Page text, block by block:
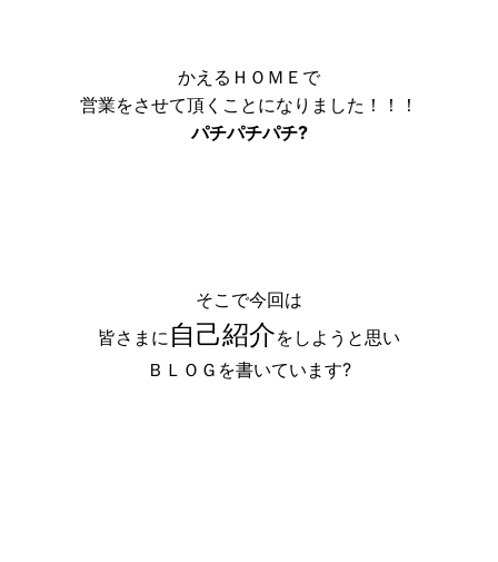
かえるＨＯＭＥで
営業をさせて頂くことになりました！！！
パチパチパチ?
そこで今回は
皆さまに 自己紹介をしようと思い
ＢＬＯＧを書いています?